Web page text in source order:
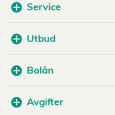
Service
Utbud
Bolån
Avgifter